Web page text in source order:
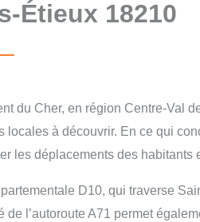
Étieux 18210
du Cher, en région Centre-Val
à découvrir. En ce qui
les déplacements des habitants
D10, qui traverse
l’autoroute A71 permet